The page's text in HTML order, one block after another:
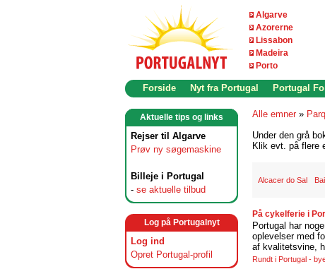
Algarve
Azorerne
Lissabon
Madeira
Porto
Forside Nyt fra Portugal Portugal
Aktuelle tips og links
Rejser til Algarve
Prøv ny søgemaskine
Billeje i Portugal
- se aktuelle tilbud
Log på Portugalnyt
Log ind
Opret Portugal-profil
Alle emner »
Under den grå
Klik evt. på flere
Alcacer do Sal
På cykelferie i
Portugal har
oplevelser med
af kvalitetsvine,
Rundt i Portugal -